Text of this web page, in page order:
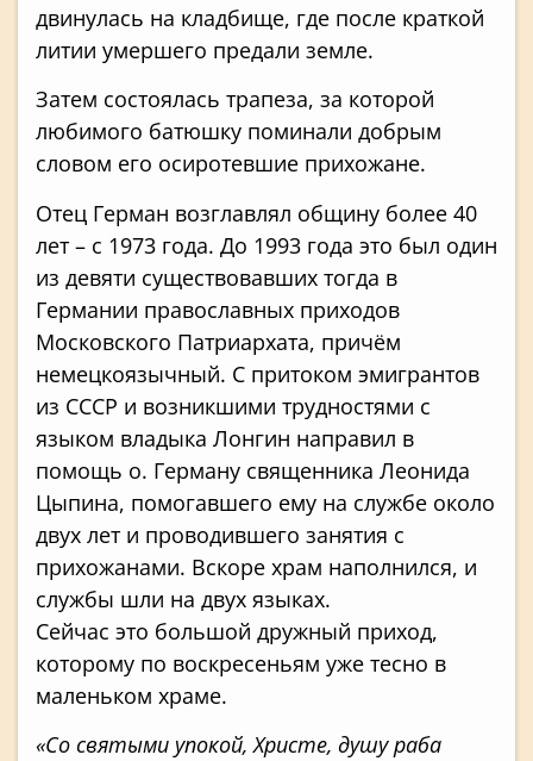
двинулась на кладбище, где после краткой
литии умершего предали земле.
Затем состоялась трапеза, за которой
любимого батюшку поминали добрым
словом его осиротевшие прихожане.
Отец Герман возглавлял общину более 40
лет – с 1973 года. До 1993 года это был один
из девяти существовавших тогда в
Германии православных приходов
Московского Патриархата, причём
немецкоязычный. С притоком эмигрантов
из СССР и возникшими трудностями с
языком владыка Лонгин направил в
помощь о. Герману священника Леонида
Цыпина, помогавшего ему на службе около
двух лет и проводившего занятия с
прихожанами. Вскоре храм наполнился, и
службы шли на двух языках.
Сейчас это большой дружный приход,
которому по воскресеньям уже тесно в
маленьком храме.
«Со святыми упокой, Христе, душу раба